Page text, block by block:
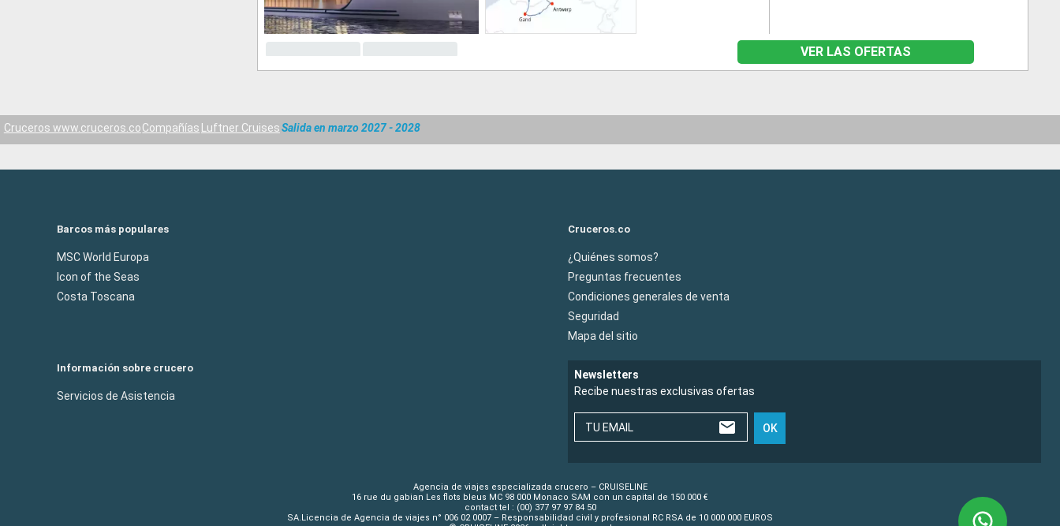
VER LAS OFERTAS
Cruceros www.cruceros.coCompañías Luftner CruisesSalida en marzo 2027 - 2028
Barcos más populares
MSC World Europa
Icon of the Seas
Costa Toscana
Cruceros.co
¿Quiénes somos?
Preguntas frecuentes
Condiciones generales de venta
Seguridad
Mapa del sitio
Información sobre crucero
Servicios de Asistencia
Newsletters
Recibe nuestras exclusivas ofertas
TU EMAIL OK
Agencia de viajes especializada crucero – CRUISELINE
16 rue du gabian Les flots bleus MC 98 000 Monaco SAM con un capital de 150 000 €
contact tel : (00) 377 97 97 84 50
SA.Licencia de Agencia de viajes n° 006 02 0007 – Responsabilidad civil y profesional RC RSA de 10 000 000 EUROS